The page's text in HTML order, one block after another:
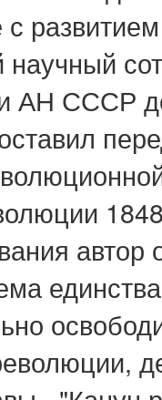
АН СССР
автор